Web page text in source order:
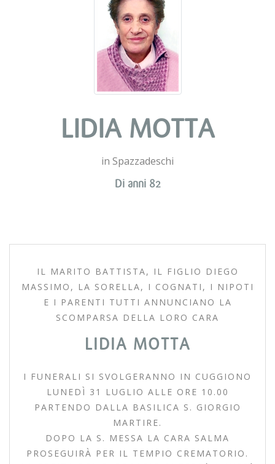
LIDIA MOTTA
in Spazzadeschi
Di anni 82
IL MARITO BATTISTA, IL FIGLIO DIEGO
MASSIMO, LA SORELLA, I COGNATI, I NIPOTI
E I PARENTI TUTTI ANNUNCIANO LA
SCOMPARSA DELLA LORO CARA
LIDIA MOTTA
I FUNERALI SI SVOLGERANNO IN CUGGIONO
LUNEDÌ 31 LUGLIO ALLE ORE 10.00
PARTENDO DALLA BASILICA S. GIORGIO
MARTIRE.
DOPO LA S. MESSA LA CARA SALMA
PROSEGUIRÀ PER IL TEMPIO CREMATORIO.